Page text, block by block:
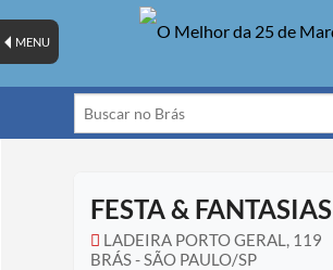
MENU
FESTA & FANTASIAS
LADEIRA PORTO GERAL, 119
BRÁS - SÃO PAULO/SP